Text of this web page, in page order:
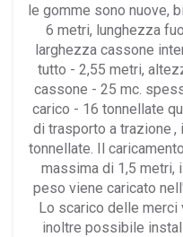
le gomme sono nuove,
6 metri, lunghezza
larghezza cassone
tutto - 2,55 metri,
cassone - 25 mc.
carico - 16 tonnellate
di trasporto a trazione ,
tonnellate. Il
massima di 1,5 metri,
peso viene caricato
Lo scarico delle
inoltre possibile